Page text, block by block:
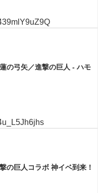
の弓矢／進撃の巨人 - ハモ
の巨人コラボ 神イベ到来！